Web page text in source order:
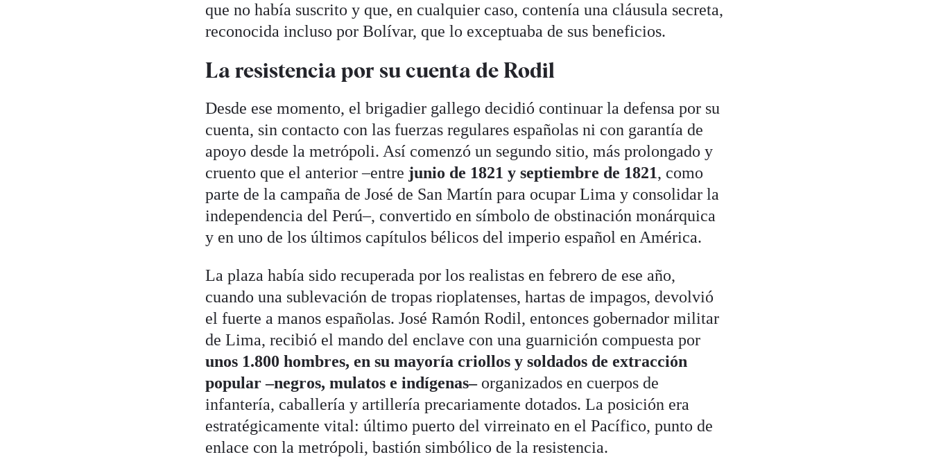
que no había suscrito y que, en cualquier caso, contenía una cláusula secreta,
reconocida incluso por Bolívar, que lo exceptuaba de sus beneficios.
La resistencia por su cuenta de Rodil
Desde ese momento, el brigadier gallego decidió continuar la defensa por su
cuenta, sin contacto con las fuerzas regulares españolas ni con garantía de
apoyo desde la metrópoli. Así comenzó un segundo sitio, más prolongado y
cruento que el anterior –entre junio de 1821 y septiembre de 1821, como
parte de la campaña de José de San Martín para ocupar Lima y consolidar la
independencia del Perú–, convertido en símbolo de obstinación monárquica
y en uno de los últimos capítulos bélicos del imperio español en América.
La plaza había sido recuperada por los realistas en febrero de ese año,
cuando una sublevación de tropas rioplatenses, hartas de impagos, devolvió
el fuerte a manos españolas. José Ramón Rodil, entonces gobernador militar
de Lima, recibió el mando del enclave con una guarnición compuesta por
unos 1.800 hombres, en su mayoría criollos y soldados de extracción
popular –negros, mulatos e indígenas–organizados en cuerpos de
infantería, caballería y artillería precariamente dotados. La posición era
estratégicamente vital: último puerto del virreinato en el Pacífico, punto de
enlace con la metrópoli, bastión simbólico de la resistencia.